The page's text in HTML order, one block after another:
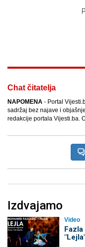
Chat čitatelja
NAPOMENA - Portal
sadržaj bez najave i
redakcije portala Vijesti.ba.
Izdvajamo
Video